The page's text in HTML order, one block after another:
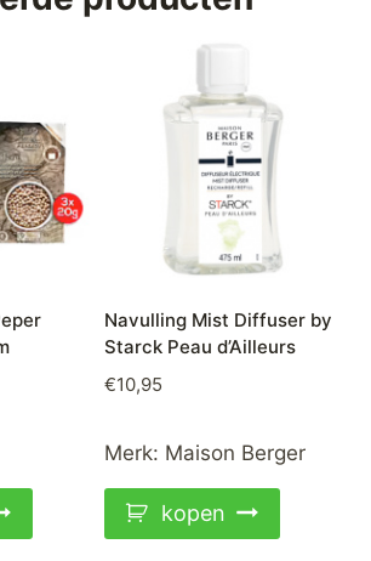
Navulling Mist Diffuser by
Starck Peau d’Ailleurs
€10,95
Merk: Maison Berger
kopen